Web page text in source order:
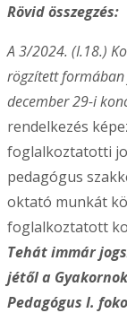
Rövid összegzés:
A 3/2024. (I.18.)
rögzített formában
december 29-i
rendelkezés
foglalkoztatotti
pedagógus
oktató munkát
foglalkoztatott
Tehát immár
jétől a
Pedagógus I.